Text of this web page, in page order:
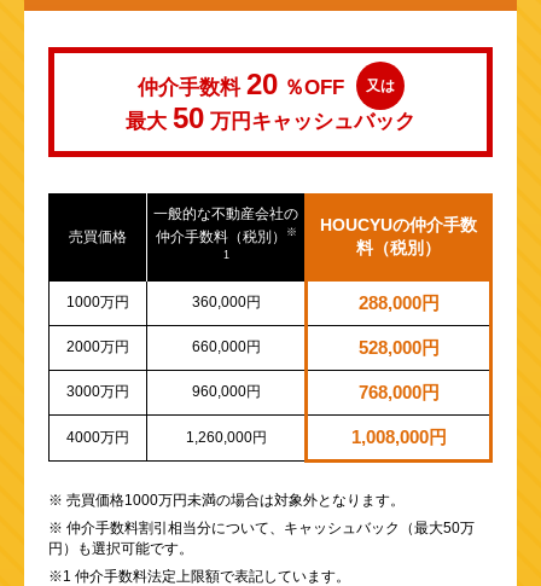
仲介手数料 20 ％OFF 又は
最大 50 万円 キャッシュバック
売買価格
一般的な不動産会社の
仲介手数料（税別）
※
1
HOUCYUの仲介手数
料（税別）
1000万円 360,000円 288,000円
2000万円 660,000円 528,000円
3000万円 960,000円 768,000円
4000万円 1,260,000円 1,008,000円
※ 売買価格1000万円未満の場合は対象外となります。
※ 仲介手数料割引相当分について、キャッシュバック（最大50万
円）も選択可能です。
※1 仲介手数料法定上限額で表記しています。